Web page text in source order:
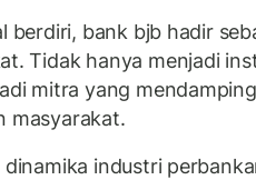
berdiri, bank bjb hadir
Tidak hanya menjadi
mitra yang
masyarakat.
dinamika industri